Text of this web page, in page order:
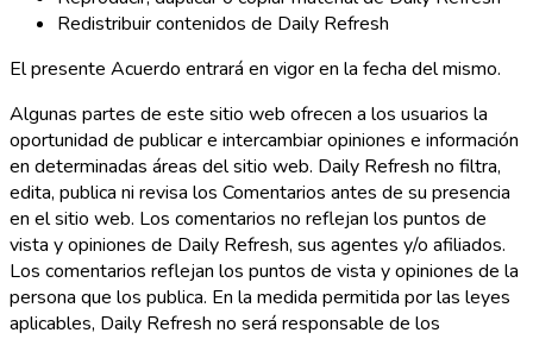
Redistribuir contenidos de Daily Refresh
El presente Acuerdo entrará en vigor en la fecha del mismo.
Algunas partes de este sitio web ofrecen a los usuarios la
oportunidad de publicar e intercambiar opiniones e información
en determinadas áreas del sitio web. Daily Refresh no filtra,
edita, publica ni revisa los Comentarios antes de su presencia
en el sitio web. Los comentarios no reflejan los puntos de
vista y opiniones de Daily Refresh, sus agentes y/o afiliados.
Los comentarios reflejan los puntos de vista y opiniones de la
persona que los publica. En la medida permitida por las leyes
aplicables, Daily Refresh no será responsable de los